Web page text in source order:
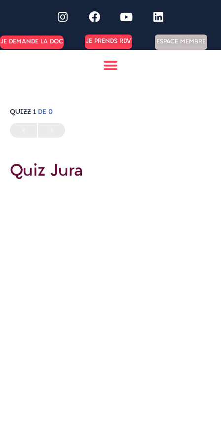
JE DEMANDE LA DOC JE PRENDS RDV ESPACE MEMBRE
QUIZZ 1 DE 0
Quiz Jura